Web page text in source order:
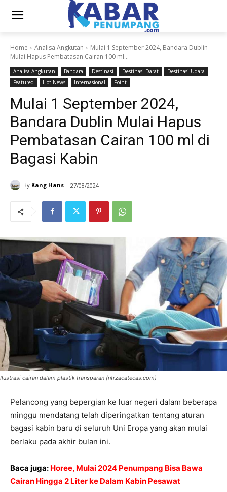
Home Analisa Angkutan
Mulai 1 September 2024, Bandara Dublin
Mulai Hapus Pembatasan Cairan 100 ml...
Analisa Angkutan Bandara Destinasi Destinasi Darat
Destinasi Udara
Featured
Hot News Internasional Point
Mulai 1 September 2024,
Bandara Dublin Mulai Hapus
Pembatasan Cairan 100 ml di
Bagasi Kabin
By Kang Hans 27/08/2024
Ilustrasi cairan dalam plastik transparan (ntrzacatecas.com)
Pelancong yang bepergian ke luar negeri dalam beberapa
minggu mendatang telah diperingatkan tentang aturan
bagasi kabin baru di seluruh Uni Eropa yang akan mulai
berlaku pada akhir bulan ini.
Baca juga: Horee, Mulai 2024 Penumpang Bisa Bawa
Cairan Hingga 2 Liter ke Dalam Kabin Pesawat